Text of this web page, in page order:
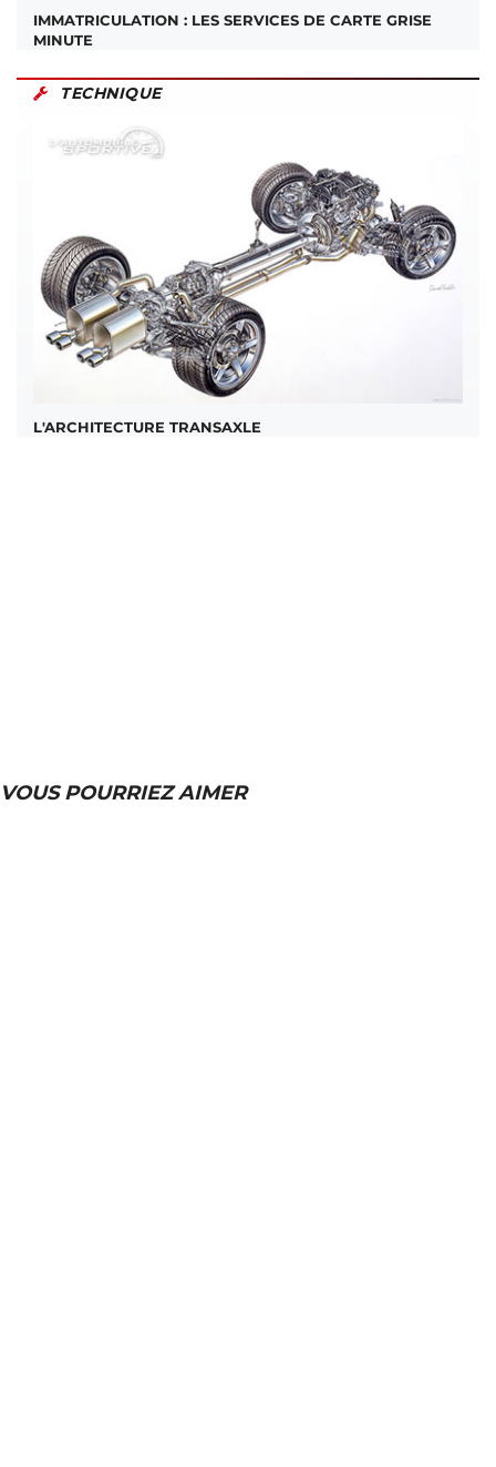
IMMATRICULATION : LES SERVICES DE CARTE GRISE
MINUTE
TECHNIQUE
L'ARCHITECTURE TRANSAXLE
VOUS POURRIEZ AIMER